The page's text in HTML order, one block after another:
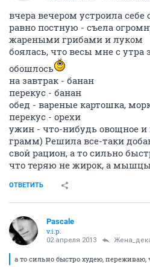
вчера вечером устроила себе
равно постную - съела
жареными грибами и луком
боялась, что весы мне с утра
обошлось
на завтрак - банан
перекус - банан
обед - вареные картошка,
перекус - орехи
ужин - что-нибудь овощное и
грамм) Решила все-таки
свой рацион, а то сильно
что теряю не жирок, а
ОТВЕТИТЬ
Pascale
v.i.p.
02 апреля 2013
а то сильно быстро худею,